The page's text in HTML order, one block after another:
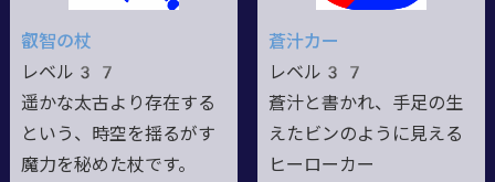
叡智の杖
レベル37
遥かな太古より存在する
という、時空を揺るがす
魔力を秘めた杖です。
蒼汁カー
レベル37
蒼汁と書かれ、手足の生
えたビンのように見える
ヒーローカー